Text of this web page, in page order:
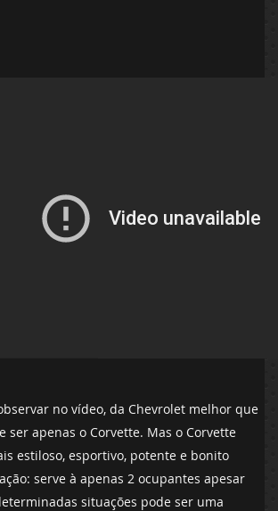
no vídeo, da Chevrolet melhor que
ser apenas o Corvette. Mas o Corvette
estiloso, esportivo, potente e bonito
serve à apenas 2 ocupantes apesar
situações pode ser uma